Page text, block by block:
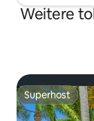
Weitere
Superhost
Superhost